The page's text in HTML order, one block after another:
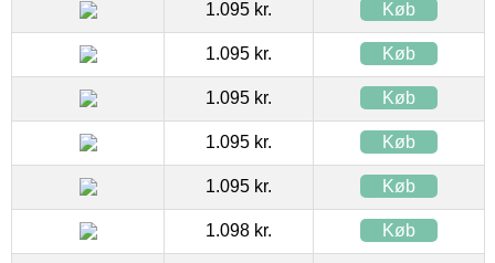
1.095 kr. Køb
1.095 kr. Køb
1.095 kr. Køb
1.095 kr. Køb
1.095 kr. Køb
1.098 kr. Køb